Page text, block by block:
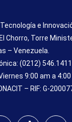
e
Chorro, Torre
– Venezuela.
(0212) 546.1411
9:00 am a
– RIF: G-